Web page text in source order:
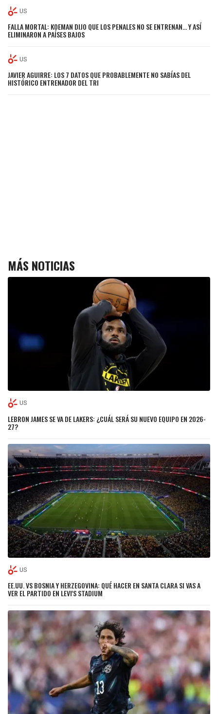
US
FALLA MORTAL: KOEMAN DIJO QUE LOS PENALES NO SE ENTRENAN… Y ASÍ
ELIMINARON A PAÍSES BAJOS
US
JAVIER AGUIRRE: LOS 7 DATOS QUE PROBABLEMENTE NO SABÍAS DEL
HISTÓRICO ENTRENADOR DEL TRI
MÁS NOTICIAS
US
LEBRON JAMES SE VA DE LAKERS: ¿CUÁL SERÁ SU NUEVO EQUIPO EN 2026-
27?
US
EE.UU. VS BOSNIA Y HERZEGOVINA: QUÉ HACER EN SANTA CLARA SI VAS A
VER EL PARTIDO EN LEVI'S STADIUM